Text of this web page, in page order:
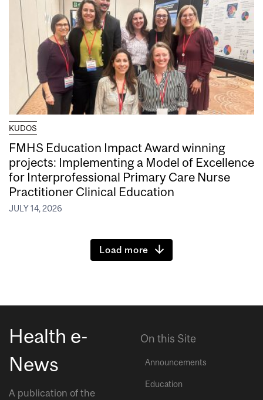
KUDOS
FMHS Education Impact Award winning
projects: Implementing a Model of Excellence
for Interprofessional Primary Care Nurse
Practitioner Clinical Education
JULY 14, 2026
Load more
Health e-
News
A publication of the
On this Site
Announcements
Education